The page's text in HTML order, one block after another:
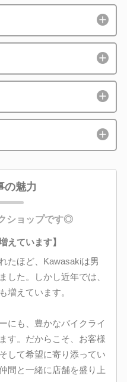
の魅力
ショップです◎
えています】
たほど、Kawasakiは男
した。しかし近年では、
増えています。
にも、豊かなバイクライ
す。だからこそ、お客様
して希望に寄り添ってい
間と一緒に店舗を盛り上